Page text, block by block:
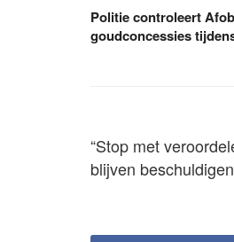
Politie controleert
goudconcessies
“Stop met
blijven